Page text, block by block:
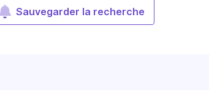
Sauvegarder la recherche